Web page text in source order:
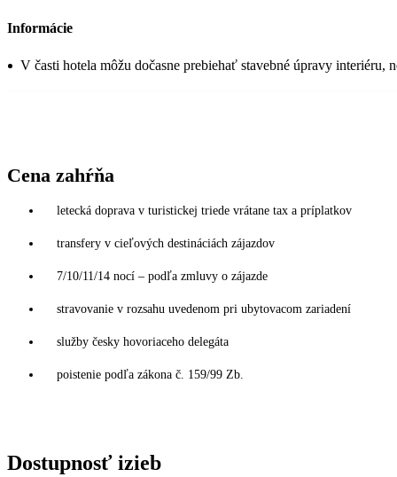
Informácie
V časti hotela môžu dočasne prebiehať stavebné úpravy interiéru,
Cena zahŕňa
letecká doprava v turistickej triede vrátane tax a príplatkov
transfery v cieľových destináciách zájazdov
7/10/11/14 nocí – podľa zmluvy o zájazde
stravovanie v rozsahu uvedenom pri ubytovacom zariadení
služby česky hovoriaceho delegáta
poistenie podľa zákona č. 159/99 Zb.
Dostupnosť izieb